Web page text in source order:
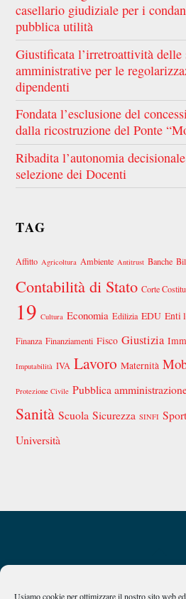
Usiamo cookie per ottimizzare il nostro sito web
casellario giudiziale per i
pubblica utilità
Giustificata l’irretroattività delle
amministrative per le
dipendenti
Fondata l’esclusione del
dalla ricostruzione del Ponte
Ribadita l’autonomia
selezione dei Docenti
TAG
Affitto Agricoltura Ambiente Antitrust Banche
Contabilità di Stato Corte
19 Cultura Economia Edilizia EDU Enti
Finanza Finanziamenti Fisco Giustizia
Imputabilità IVA Lavoro Maternità
Protezione Civile Pubblica
Sanità Scuola Sicurezza SINFI Sport
Università
Privacy Policy